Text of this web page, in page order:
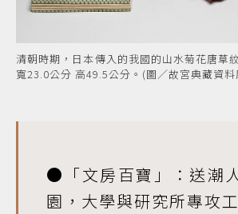
清朝時期，日本傳入的我國的山水菊花唐草
寬23.0公分 高49.5公分。(圖／故宮典藏資料
●「文房百寶」：送潮
園，大學與研究所專攻